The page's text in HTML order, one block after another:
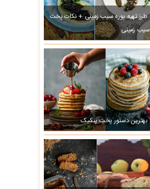
طرز تهیه پوره سیب زمینی + نکات پخت
سیب زمینی
بهترین دستور پخت پنکیک